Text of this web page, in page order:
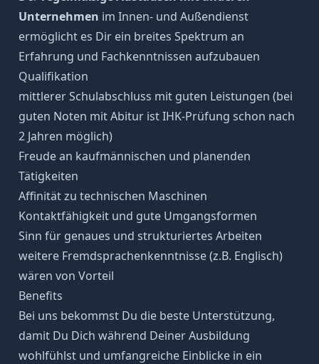
Unternehmen im Innen- und Außendienst
ermöglicht es Dir ein breites Spektrum an
Erfahrung und Fachkenntnissen aufzubauen
Qualifikation
mittlerer Schulabschluss mit guten Leistungen (bei
guten Noten mit Abitur ist IHK-Prüfung schon nach
2 Jahren möglich)
Freude an kaufmännischen und planenden
Tätigkeiten
Affinität zu technischen Maschinen
Kontaktfähigkeit und gute Umgangsformen
Sinn für genaues und strukturiertes Arbeiten
weitere Fremdsprachenkenntnisse (z.B. Englisch)
wären von Vorteil
Benefits
Bei uns bekommst Du die beste Unterstützung,
damit Du Dich während Deiner Ausbildung
wohlfühlst und umfangreiche Einblicke in ein